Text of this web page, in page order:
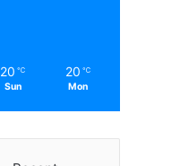
20 ℃
Sun
20 ℃
Mon